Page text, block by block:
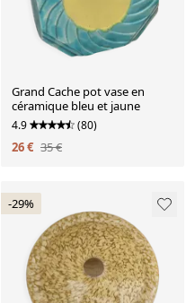
Grand Cache pot vase en
céramique bleu et jaune
4.9 (80)
26 € 35 €
-29%